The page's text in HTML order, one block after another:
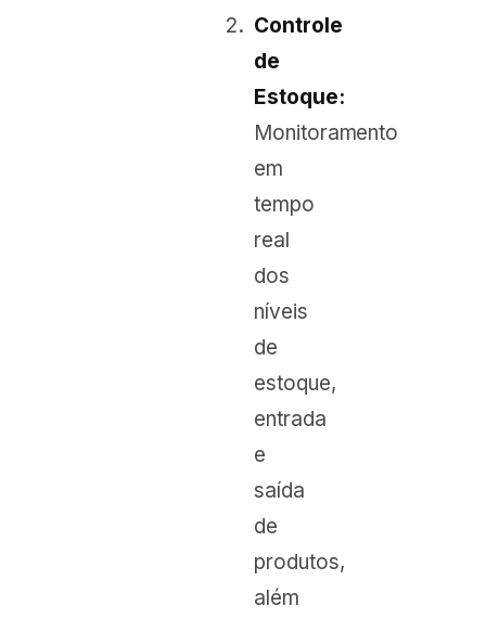
Controle
de
Estoque:
Monitoramento
em
tempo
real
dos
níveis
de
estoque,
entrada
e
saída
de
produtos,
além